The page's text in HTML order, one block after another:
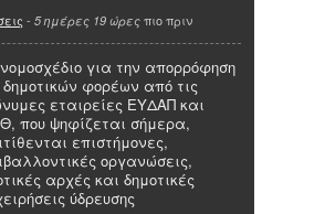
- 5 ημέρες 19 ώρες πιο πριν
για την απορρόφηση
φορέων από τις
εταιρείες ΕΥΔΑΠ και
που ψηφίζεται σήμερα,
επιστήμονες,
οργανώσεις,
αρχές και δημοτικές
ύδρευσης